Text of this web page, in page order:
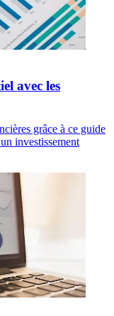
avec les
grâce à ce guide
investissement